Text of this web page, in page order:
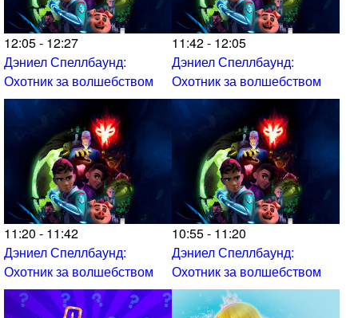
12:05 - 12:27
Дэниел Спеллбаунд:
Охотник за волшебством
11:42 - 12:05
Дэниел Спеллбаунд:
Охотник за волшебством
11:20 - 11:42
Дэниел Спеллбаунд:
Охотник за волшебством
10:55 - 11:20
Дэниел Спеллбаунд:
Охотник за волшебством